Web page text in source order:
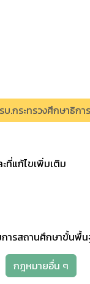
บ.กระทรวงศึกษาธิการ
ที่แก้ไขเพิ่มเติม
ารสถานศึกษาขั้นพื้
กฎหมายอื่น ๆ